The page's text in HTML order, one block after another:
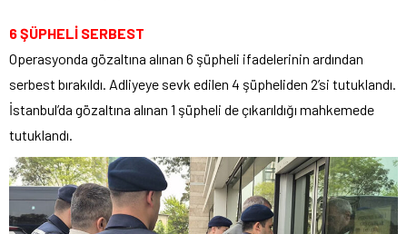
6 ŞÜPHELİ SERBEST
Operasyonda gözaltına alınan 6 şüpheli ifadelerinin ardından
serbest bırakıldı. Adliyeye sevk edilen 4 şüpheliden 2’si tutuklandı.
İstanbul’da gözaltına alınan 1 şüpheli de çıkarıldığı mahkemede
tutuklandı.